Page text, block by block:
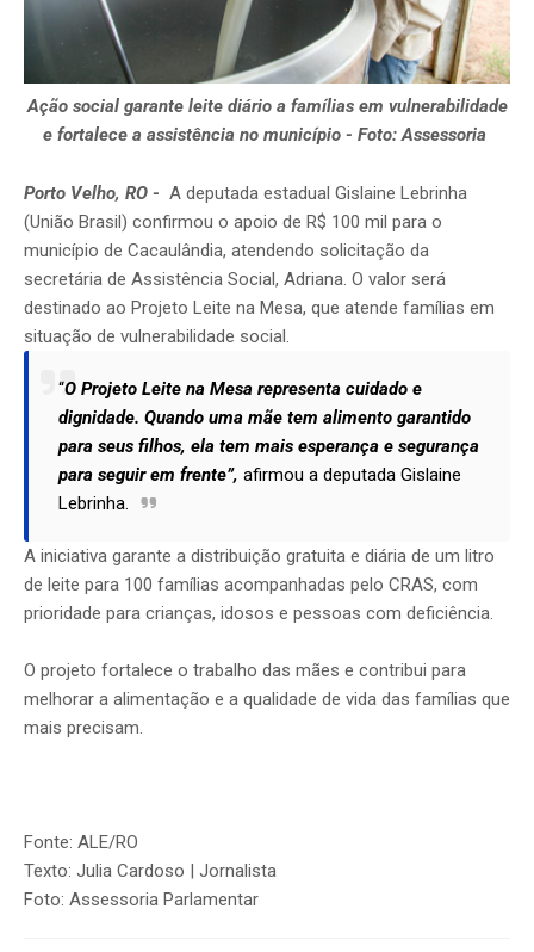
Ação social garante leite diário a famílias em vulnerabilidade
e fortalece a assistência no município - Foto: Assessoria
Porto Velho, RO - A deputada estadual Gislaine Lebrinha
(União Brasil) confirmou o apoio de R$ 100 mil para o
município de Cacaulândia, atendendo solicitação da
secretária de Assistência Social, Adriana. O valor será
destinado ao Projeto Leite na Mesa, que atende famílias em
situação de vulnerabilidade social.
“O Projeto Leite na Mesa representa cuidado e
dignidade. Quando uma mãe tem alimento garantido
para seus filhos, ela tem mais esperança e segurança
para seguir em frente”, afirmou a deputada Gislaine
Lebrinha.
A iniciativa garante a distribuição gratuita e diária de um litro
de leite para 100 famílias acompanhadas pelo CRAS, com
prioridade para crianças, idosos e pessoas com deficiência.
O projeto fortalece o trabalho das mães e contribui para
melhorar a alimentação e a qualidade de vida das famílias que
mais precisam.
Fonte: ALE/RO
Texto: Julia Cardoso | Jornalista
Foto: Assessoria Parlamentar